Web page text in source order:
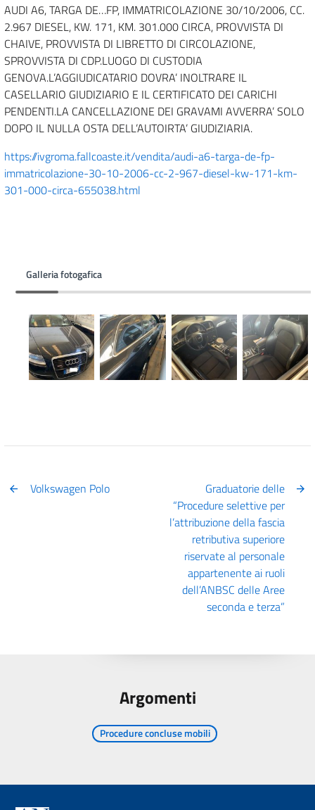
AUDI A6, TARGA DE…FP, IMMATRICOLAZIONE 30/10/2006, CC.
2.967 DIESEL, KW. 171, KM. 301.000 CIRCA, PROVVISTA DI
CHAIVE, PROVVISTA DI LIBRETTO DI CIRCOLAZIONE,
SPROVVISTA DI CDP.LUOGO DI CUSTODIA
GENOVA.L’AGGIUDICATARIO DOVRA’ INOLTRARE IL
CASELLARIO GIUDIZIARIO E IL CERTIFICATO DEI CARICHI
PENDENTI.LA CANCELLAZIONE DEI GRAVAMI AVVERRA’ SOLO
DOPO IL NULLA OSTA DELL’AUTOIRTA’ GIUDIZIARIA.
https://ivgroma.fallcoaste.it/vendita/audi-a6-targa-de-fp-
immatricolazione-30-10-2006-cc-2-967-diesel-kw-171-km-
301-000-circa-655038.html
Galleria fotogafica
Volkswagen Polo
Graduatorie delle
“Procedure selettive per
l’attribuzione della fascia
retributiva superiore
riservate al personale
appartenente ai ruoli
dell’ANBSC delle Aree
seconda e terza”
Argomenti
Procedure concluse mobili